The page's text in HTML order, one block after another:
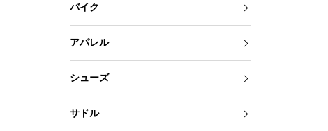
バイク
アパレル
シューズ
サドル